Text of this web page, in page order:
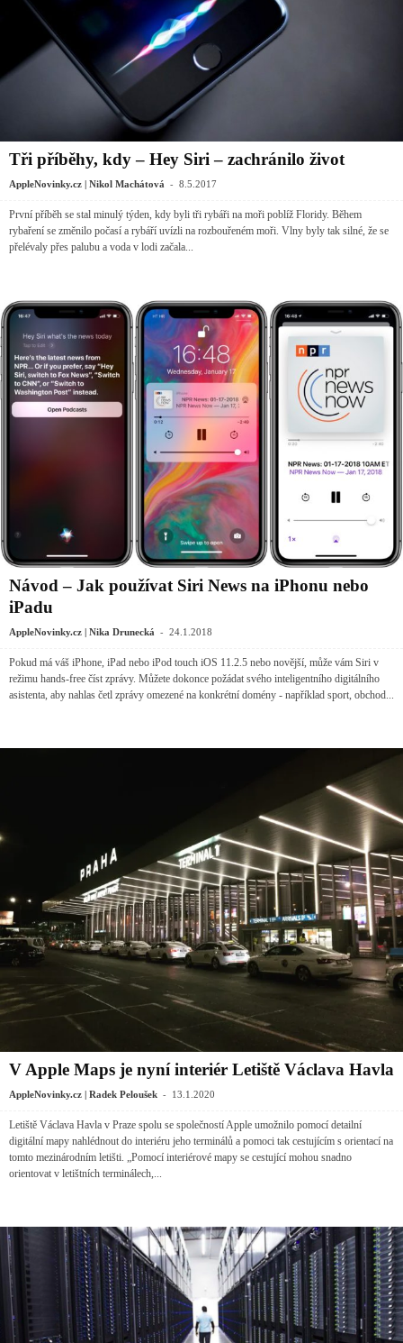
Tři příběhy, kdy – Hey Siri – zachránilo život
AppleNovinky.cz | Nikol Machátová - 8.5.2017
První příběh se stal minulý týden, kdy byli tři rybáři na moři poblíž Floridy. Během
rybaření se změnilo počasí a rybáří uvízli na rozbouřeném moři. Vlny byly tak silné, že se
přelévaly přes palubu a voda v lodi začala...
Návod – Jak používat Siri News na iPhonu nebo
iPadu
AppleNovinky.cz | Nika Drunecká - 24.1.2018
Pokud má váš iPhone, iPad nebo iPod touch iOS 11.2.5 nebo novější, může vám Siri v
režimu hands-free číst zprávy. Můžete dokonce požádat svého inteligentního digitálního
asistenta, aby nahlas četl zprávy omezené na konkrétní domény - například sport, obchod...
V Apple Maps je nyní interiér Letiště Václava Havla
AppleNovinky.cz | Radek Peloušek - 13.1.2020
Letiště Václava Havla v Praze spolu se společností Apple umožnilo pomocí detailní
digitální mapy nahlédnout do interiéru jeho terminálů a pomoci tak cestujícím s orientací na
tomto mezinárodním letišti. „Pomocí interiérové mapy se cestující mohou snadno
orientovat v letištních terminálech,...